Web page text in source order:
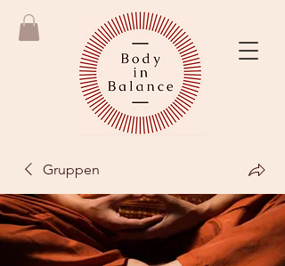
Gruppen